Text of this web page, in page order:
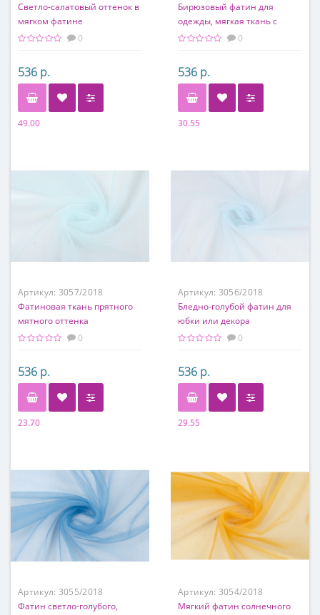
Светло-салатовый оттенок в
мягком фатине
0
536 р.
49.00
Бирюзовый фатин для
одежды, мягкая ткань с
мелкой ячейкой
0
536 р.
30.55
Артикул: 3057/2018
Фатиновая ткань прятного
мятного оттенка
0
536 р.
23.70
Артикул: 3056/2018
Бледно-голубой фатин для
юбки или декора
0
536 р.
29.55
Артикул: 3055/2018
Фатин светло-голубого,
Артикул: 3054/2018
Мягкий фатин солнечного